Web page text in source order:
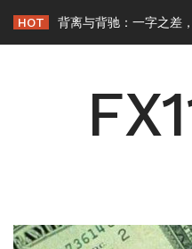
content
HOT 背离与背驰：一字之差